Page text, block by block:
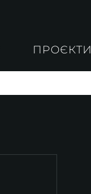
ПРОЄКТИ